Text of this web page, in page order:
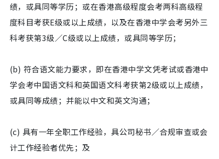
绩，或具同等学历；或在香港高级程度会考两科高级程
度科目考获E级或以上成绩，以及在香港中学会考另外三
科考获第3级／C级或以上成绩，或具同等学历；
(b) 符合语文能力要求，即在香港中学文凭考试或香港中
学会考中国语文科和英国语文科考获第2级或以上成绩，
或具同等成绩；并能以中文和英文沟通；
(c) 具有一年全职工作经验，具公司秘书／合规审查或会
计工作经验者优先；及